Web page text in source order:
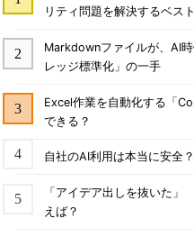
リティ問題を解決するベス
Markdownファイルが、AI
レッジ標準化」の一手
Excel作業を自動化する「
できる？
自社のAI利用は本当に安全
「アイデア出しを抜いた
えば？